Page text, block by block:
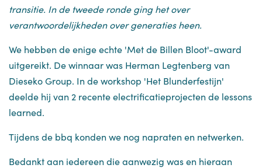
transitie. In de tweede ronde ging het over
verantwoordelijkheden over generaties heen.
We hebben de enige echte 'Met de Billen Bloot'-award
uitgereikt. De winnaar was Herman Legtenberg van
Dieseko Group. In de workshop 'Het Blunderfestijn'
deelde hij van 2 recente electrificatieprojecten de lessons
learned.
Tijdens de bbq konden we nog napraten en netwerken.
Bedankt aan iedereen die aanwezig was en hieraan